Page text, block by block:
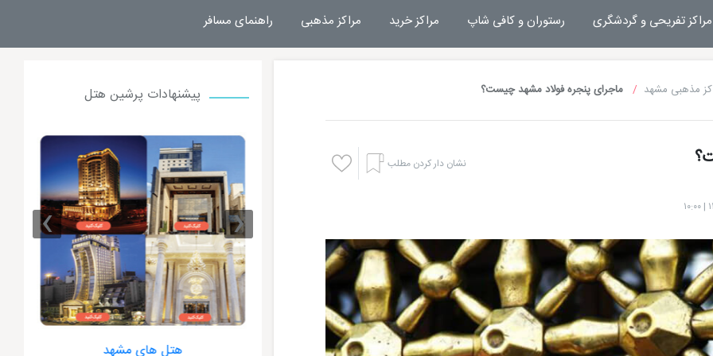
مراکز تفریحی و گردشگری رستوران و کافی شاپ مراکز خرید مراکز مذهبی راهنمای مسافر
مذهبی مشهد ماجرای پنجره فولاد مشهد چیست؟
نشان دار کردن مطلب
پیشنهادات پرشین هتل
هتل بشری مشهد تفریحات مشهد هتل های مشهد
‹
›